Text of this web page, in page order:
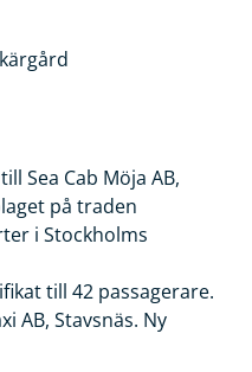
Sea Cab Möja AB,
på traden
i Stockholms
till 42 passagerare.
AB, Stavsnäs. Ny